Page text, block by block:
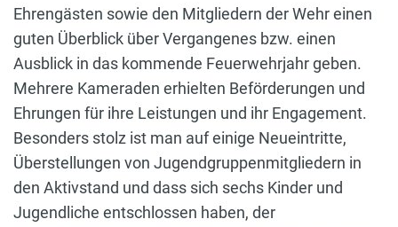
Ehrengästen sowie den Mitgliedern der Wehr einen
guten Überblick über Vergangenes bzw. einen
Ausblick in das kommende Feuerwehrjahr geben.
Mehrere Kameraden erhielten Beförderungen und
Ehrungen für ihre Leistungen und ihr Engagement.
Besonders stolz ist man auf einige Neueintritte,
Überstellungen von Jugendgruppenmitgliedern in
den Aktivstand und dass sich sechs Kinder und
Jugendliche entschlossen haben, der